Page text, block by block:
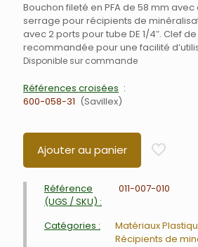
Bouchon fileté en PFA de 58 mm
serrage pour récipients de
avec 2 ports pour tube DE 1/4″. Clef
recommandée pour une facilité
Disponible sur commande
Références croisées
600-058-31
Savillex
Ajouter au panier
Référence
(UGS / SKU) :
011-007-010
Catégories :
Matériaux
Récipients de